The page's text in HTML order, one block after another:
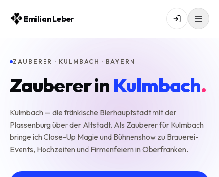
Emilian Leber
ZAUBERER · KULMBACH · BAYERN
Zauberer in Kulmbach.
Kulmbach — die fränkische Bierhauptstadt mit der
Plassenburg über der Altstadt. Als Zauberer für Kulmbach
bringe ich Close-Up Magie und Bühnenshow zu Brauerei-
Events, Hochzeiten und Firmenfeiern in Oberfranken.